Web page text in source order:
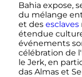
Bahia expose,
du mélange
et des esclaves
étendue
événements
célébration de
le Jerk, en
das Almas et